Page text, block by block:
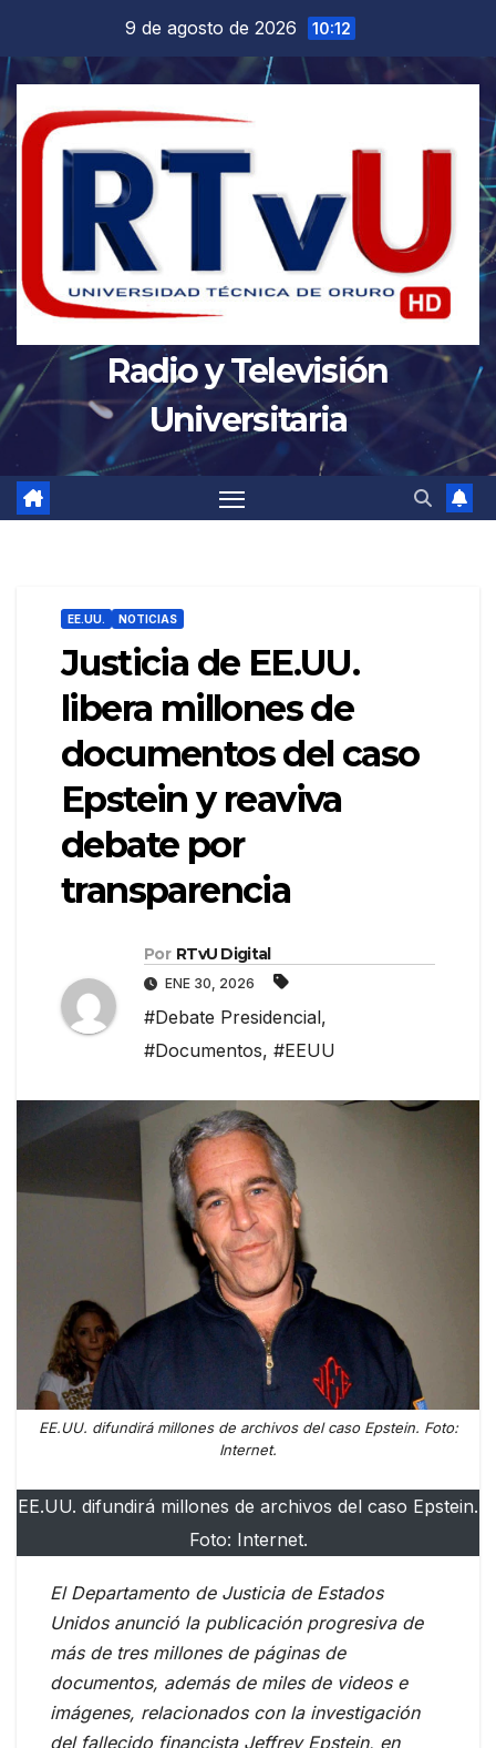
contenido
9 de agosto de 2026 10:12
Radio y Televisión
Universitaria
EE.UU. NOTICIAS
Justicia de EE.UU.
libera millones de
documentos del caso
Epstein y reaviva
debate por
transparencia
Por RTvU Digital
ENE 30, 2026
#Debate Presidencial,
#Documentos, #EEUU
EE.UU. difundirá millones de archivos del caso Epstein. Foto:
Internet.
EE.UU. difundirá millones de archivos del caso Epstein.
Foto: Internet.
El Departamento de Justicia de Estados
Unidos anunció la publicación progresiva de
más de tres millones de páginas de
documentos, además de miles de videos e
imágenes, relacionados con la investigación
del fallecido financista Jeffrey Epstein, en